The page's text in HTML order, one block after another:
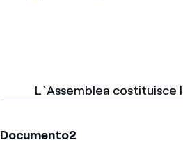
L`Assemblea
Documento2